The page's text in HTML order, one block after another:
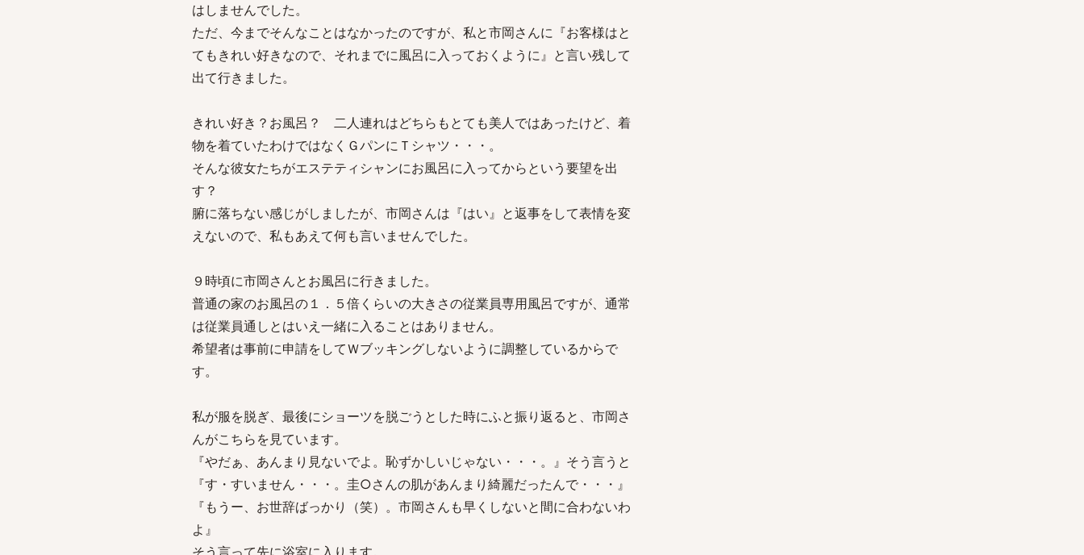
はしませんでした。
ただ、今までそんなことはなかったのですが、私と市岡さんに『お客様はと
てもきれい好きなので、それまでに風呂に入っておくように』と言い残して
出て行きました。
きれい好き？お風呂？ 二人連れはどちらもとても美人ではあったけど、着
物を着ていたわけではなくＧパンにＴシャツ・・・。
そんな彼女たちがエステティシャンにお風呂に入ってからという要望を出
す？
腑に落ちない感じがしましたが、市岡さんは『はい』と返事をして表情を変
えないので、私もあえて何も言いませんでした。
９時頃に市岡さんとお風呂に行きました。
普通の家のお風呂の１．５倍くらいの大きさの従業員専用風呂ですが、通常
は従業員通しとはいえ一緒に入ることはありません。
希望者は事前に申請をしてＷブッキングしないように調整しているからで
す。
私が服を脱ぎ、最後にショーツを脱ごうとした時にふと振り返ると、市岡さ
んがこちらを見ています。
『やだぁ、あんまり見ないでよ。恥ずかしいじゃない・・・。』そう言うと
『す・すいません・・・。圭○さんの肌があんまり綺麗だったんで・・・』
『もうー、お世辞ばっかり（笑）。市岡さんも早くしないと間に合わないわ
よ』